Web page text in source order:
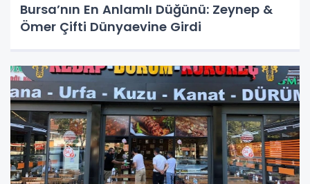
Bursa’nın En Anlamlı Düğünü: Zeynep &
Ömer Çifti Dünyaevine Girdi